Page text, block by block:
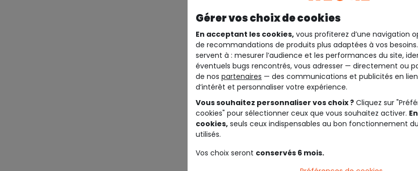
Gérer vos choix de cookies
En acceptant les cookies, vous profiterez d’une navigation
de recommandations de produits plus adaptées à vos
servent à : mesurer l’audience et les performances du site,
éventuels bugs rencontrés, vous adresser — directement ou
de nos partenaires — des communications et publicités en
d’intérêt et personnaliser votre expérience.
Vous souhaitez personnaliser vos choix ? Cliquez sur
cookies" pour sélectionner ceux que vous souhaitez activer.
cookies, seuls ceux indispensables au bon fonctionnement
utilisés.
Vos choix seront conservés 6 mois.